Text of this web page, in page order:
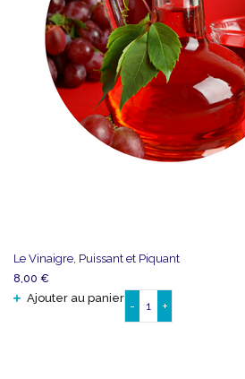
Le Vinaigre, Puissant et Piquant
8,00 €
Ajouter au panier
-
quantité
+